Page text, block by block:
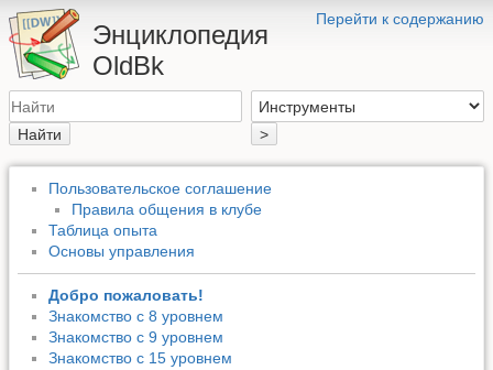
Перейти к содержанию
Энциклопедия
OldBk
Найти >
Пользовательское соглашение
Правила общения в клубе
Таблица опыта
Основы управления
Добро пожаловать!
Знакомство с 8 уровнем
Знакомство с 9 уровнем
Знакомство с 15 уровнем